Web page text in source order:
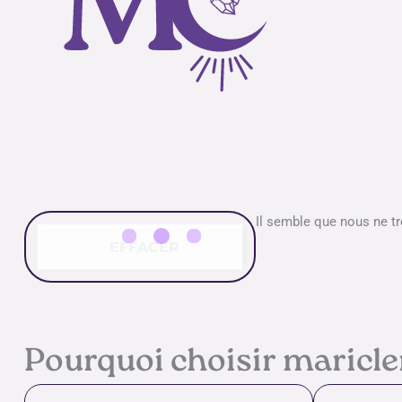
EFFACER
Il semble que nous ne
Pourquoi choisir